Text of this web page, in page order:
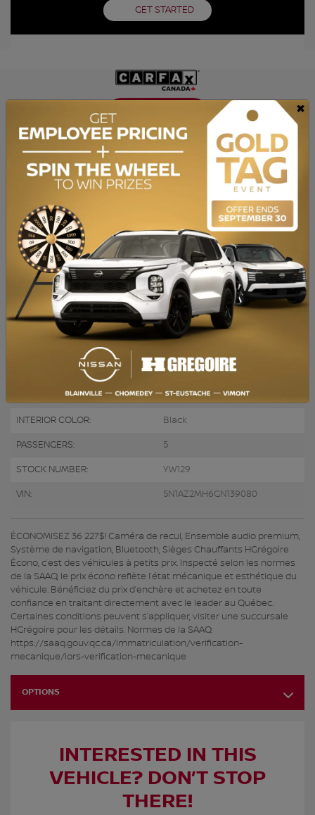
SPECIFICATIONS
ODOMETER:
TRANSMISSION: Automatic
DRIVETRAIN: AWD
ENGINE: 6 Cylinders
ENGINE (L): 3.5
EXTERIOR COLOR: Grey (KAD)
4
INTERIOR COLOR: Black
PASSENGERS: 5
STOCK NUMBER: YW129
VIN: 5N1AZ2MH6GN139080
ÉCONOMISEZ 36 227$! Caméra de recul, Ensemble audio premium,
Système de navigation, Bluetooth, Sièges Chauffants HGrégoire
Écono, c’est des véhicules à petits prix. Inspecté selon les normes
de la SAAQ, le prix écono reflète l’état mécanique et esthétique du
véhicule. Bénéficiez du prix d’enchère et achetez en toute
confiance en traitant directement avec le leader au Québec.
Certaines conditions peuvent s’appliquer, visiter une succursale
HGrégoire pour les détails. Normes de la SAAQ:
https://saaq.gouv.qc.ca/immatriculation/verification-
mecanique/lors-verification-mecanique
OPTIONS
INTERESTED IN THIS
VEHICLE? DON’T STOP
THERE!
GET STARTED
×